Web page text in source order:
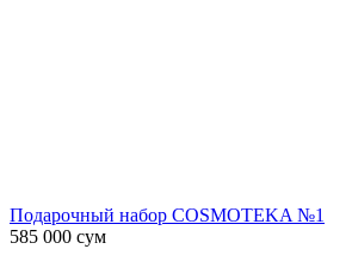
Подарочный набор COSMOTEKA №1
585 000 сум